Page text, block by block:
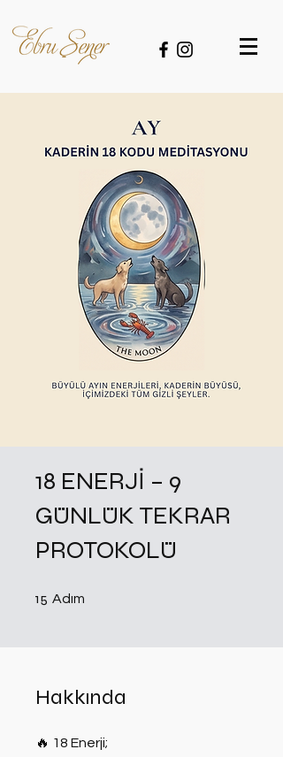
18 ENERJİ – 9
GÜNLÜK TEKRAR
PROTOKOLÜ
15 Adım
Hakkında
🔥 18 Enerji;